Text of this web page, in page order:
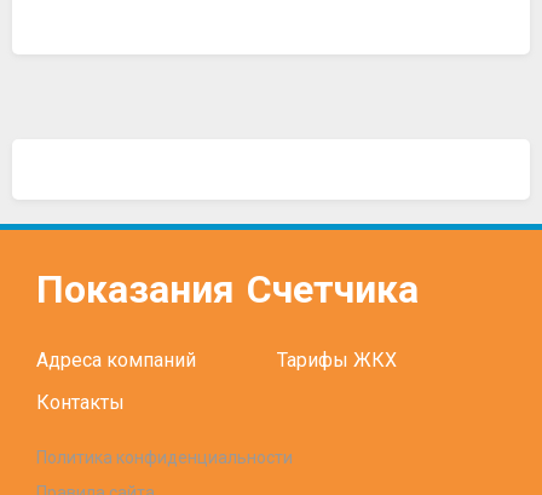
Показания Счетчика
Адреса компаний
Тарифы ЖКХ
Контакты
Политика конфиденциальности